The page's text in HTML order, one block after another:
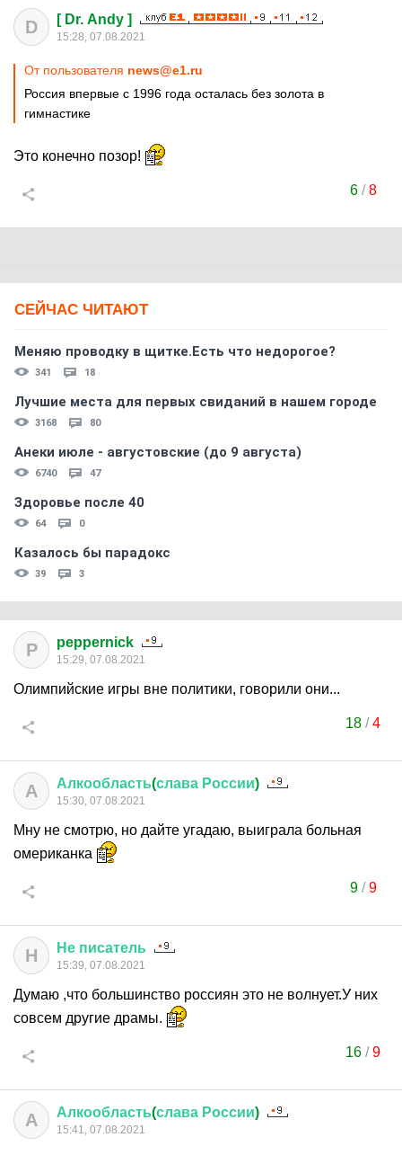
D [ Dr. Andy ]
15:28, 07.08.2021
От пользователя news@e1.ru
Россия впервые с 1996 года осталась без золота в
гимнастике
Это конечно позор!
6/8
СЕЙЧАС ЧИТАЮТ
Меняю проводку в щитке.Есть что недорогое?
341 18
Лучшие места для первых свиданий в нашем городе
3168 80
Анеки июле - августовские (до 9 августа)
6740 47
Здоровье после 40
64 0
Казалось бы парадокс
39 3
P peppernick
15:29, 07.08.2021
Олимпийские игры вне политики, говорили они...
18 /4
А Алкообласть(слава России)
15:30, 07.08.2021
Мну не смотрю, но дайте угадаю, выиграла больная
омериканка
9/9
Н Не писатель
15:39, 07.08.2021
Думаю ,что большинство россиян это не волнует.У них
совсем другие драмы.
16 /9
А Алкообласть(слава России)
15:41, 07.08.2021